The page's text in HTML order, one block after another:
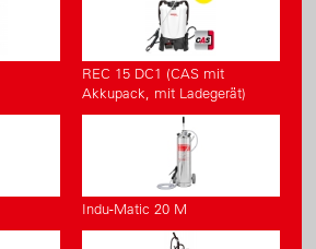
REC 15 DC1 (CAS mit
Akkupack, mit Ladegerät)
Indu-Matic 20 M